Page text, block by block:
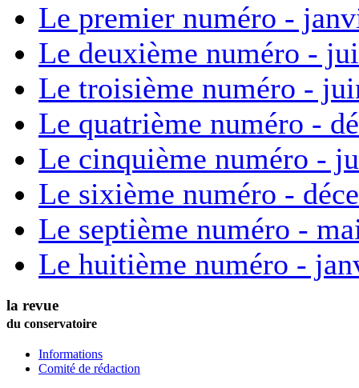
Le premier numéro -
Le deuxième numéro -
Le troisième numéro -
Le quatrième numéro -
Le cinquième numéro -
Le sixième numéro -
Le septième numéro -
Le huitième numéro -
la revue
du conservatoire
Informations
Comité de rédaction